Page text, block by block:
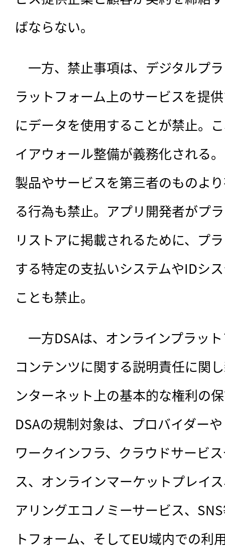
ばならない。
一方、禁止事項は、デジタルプ
ラットフォーム上のサービスを提
にデータを使用することが禁止。
イアウォール整備が義務化される
製品やサービスを第三者のものよ
る行為も禁止。アプリ開発者がプ
リストアに掲載されるために、プ
する特定の支払いシステムやIDシ
ことも禁止。
一方DSAは、オンラインプラッ
コンテンツに関する説明責任に関
ンターネット上の基本的な権利の
DSAの規制対象は、プロバイダー
ワークインフラ、クラウドサービ
ス、オンラインマーケットプレイ
アリングエコノミーサービス、
トフォーム、そしてEU域内での利